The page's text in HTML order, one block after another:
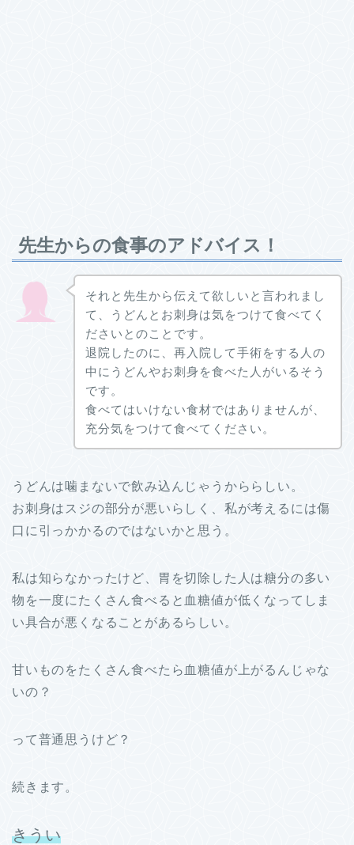
先生からの食事のアドバイス！
それと先生から伝えて欲しいと言われまし
て、うどんとお刺身は気をつけて食べてく
ださいとのことです。
退院したのに、再入院して手術をする人の
中にうどんやお刺身を食べた人がいるそう
です。
食べてはいけない食材ではありませんが、
充分気をつけて食べてください。
うどんは噛まないで飲み込んじゃうかららしい。
お刺身はスジの部分が悪いらしく、私が考えるには傷
口に引っかかるのではないかと思う。
私は知らなかったけど、胃を切除した人は糖分の多い
物を一度にたくさん食べると血糖値が低くなってしま
い具合が悪くなることがあるらしい。
甘いものをたくさん食べたら血糖値が上がるんじゃな
いの？
って普通思うけど？
続きます。
きうい